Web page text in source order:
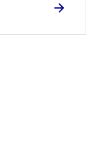
Twitter)
email